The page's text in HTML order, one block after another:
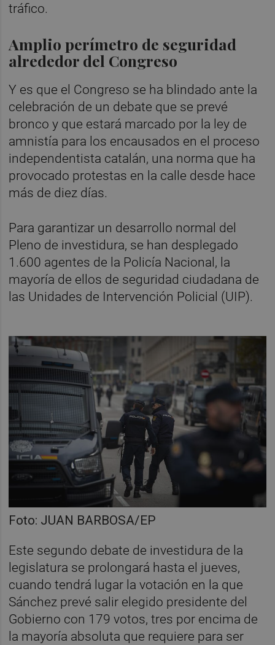
tráfico.
Amplio perímetro de seguridad
alrededor del Congreso
Y es que el Congreso se ha blindado ante la
celebración de un debate que se prevé
bronco y que estará marcado por la ley de
amnistía para los encausados en el proceso
independentista catalán, una norma que ha
provocado protestas en la calle desde hace
más de diez días.
Para garantizar un desarrollo normal del
Pleno de investidura, se han desplegado
1.600 agentes de la Policía Nacional, la
mayoría de ellos de seguridad ciudadana de
las Unidades de Intervención Policial (UIP).
Foto: JUAN BARBOSA/EP
Este segundo debate de investidura de la
legislatura se prolongará hasta el jueves,
cuando tendrá lugar la votación en la que
Sánchez prevé salir elegido presidente del
Gobierno con 179 votos, tres por encima de
la mayoría absoluta que requiere para ser